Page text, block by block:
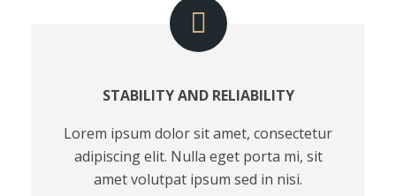
STABILITY AND RELIABILITY
Lorem ipsum dolor sit amet, consectetur
adipiscing elit. Nulla eget porta mi, sit
amet volutpat ipsum sed in nisi.